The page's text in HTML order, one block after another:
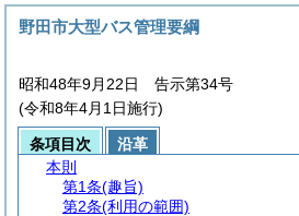
野田市大型バス管理要綱
昭和48年9月22日 告示第34号
(令和8年4月1日施行)
条項目次
沿革
本則
第1条(趣旨)
第2条(利用の範囲)